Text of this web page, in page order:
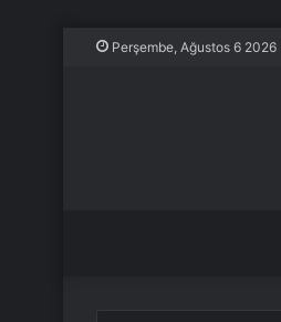
Perşembe, Ağustos 6 2026